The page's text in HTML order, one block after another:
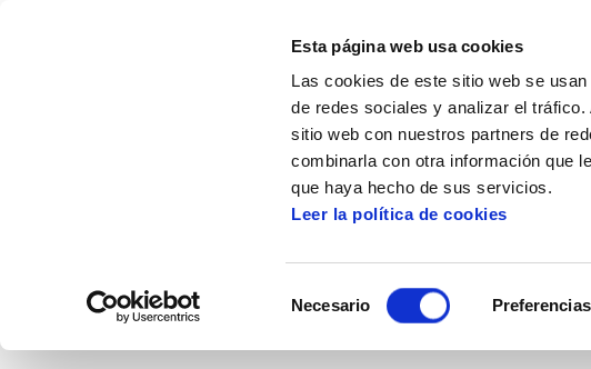
Esta página web usa cookies
Las cookies de este sitio web se
de redes sociales y analizar el
sitio web con nuestros partners de
combinarla con otra información que
que haya hecho de sus servicios.
Leer la política de cookies
Necesario Preferencias
Centro de documentación ELA Astekaria